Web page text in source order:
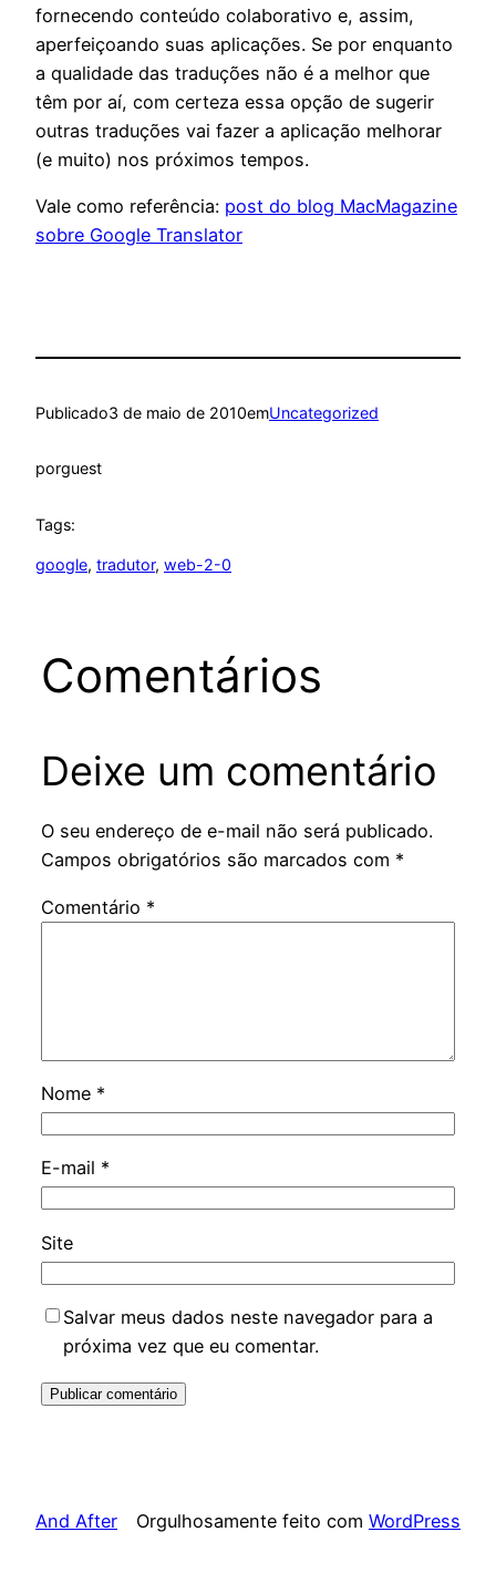
fornecendo conteúdo colaborativo e, assim,
aperfeiçoando suas aplicações. Se por enquanto
a qualidade das traduções não é a melhor que
têm por aí, com certeza essa opção de sugerir
outras traduções vai fazer a aplicação melhorar
(e muito) nos próximos tempos.
Vale como referência: post do blog MacMagazine
sobre Google Translator
Publicado3 de maio de 2010emUncategorized
porguest
Tags:
google, tradutor, web-2-0
Comentários
Deixe um comentário
O seu endereço de e-mail não será publicado.
Campos obrigatórios são marcados com *
Comentário *
Nome *
E-mail *
Site
Salvar meus dados neste navegador para a
próxima vez que eu comentar.
And After Orgulhosamente feito com WordPress